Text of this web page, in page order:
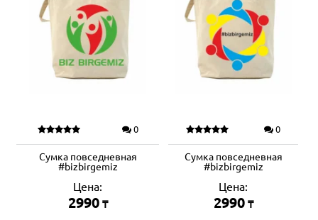
0
Сумка повседневная
#bizbirgemiz
Цена:
2990 ₸
0
Сумка повседневная
#bizbirgemiz
Цена:
2990 ₸